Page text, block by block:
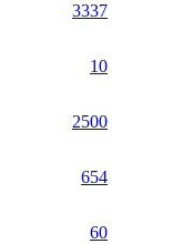
3337
10
2500
654
60